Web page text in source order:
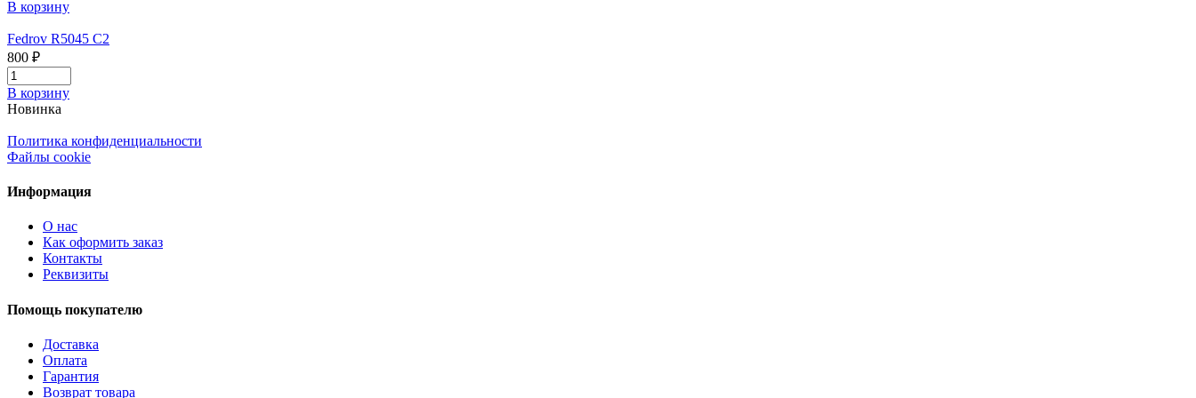
В корзину
Fedrov R5045 C2
800 ₽
В корзину
Новинка
Политика конфиденциальности
Файлы cookie
Информация
О нас
Как оформить заказ
Контакты
Реквизиты
Помощь покупателю
Доставка
Оплата
Гарантия
Возврат товара